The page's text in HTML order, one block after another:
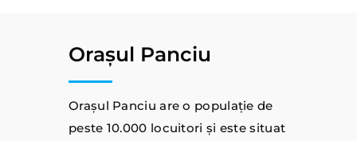
Orașul Panciu
Oraşul Panciu are o populaţie de
peste 10.000 locuitori şi este situat